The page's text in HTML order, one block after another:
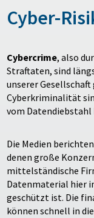
Cyber-
Cybercrime, also
Straftaten, sind
unserer
Cyberkriminalität
vom Datendiebstahl
Die Medien
denen große
mittelständische
Datenmaterial hier
geschützt ist. Die
können schnell in